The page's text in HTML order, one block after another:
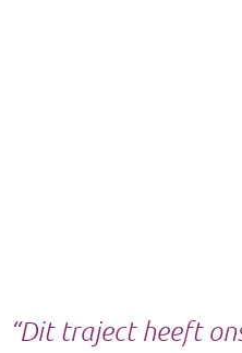
“Dit traject heeft